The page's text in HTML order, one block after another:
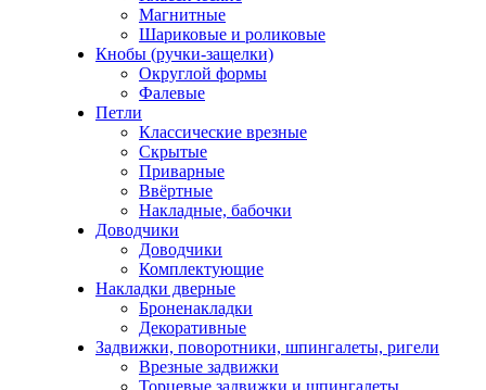
Магнитные
Шариковые и роликовые
Кнобы (ручки-защелки)
Округлой формы
Фалевые
Петли
Классические врезные
Скрытые
Приварные
Ввёртные
Накладные, бабочки
Доводчики
Доводчики
Комплектующие
Накладки дверные
Броненакладки
Декоративные
Задвижки, поворотники, шпингалеты, ригели
Врезные задвижки
Торцевые задвижки и шпингалеты